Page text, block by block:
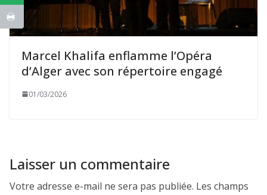
Marcel Khalifa enflamme l’Opéra
d’Alger avec son répertoire engagé
01/03/2026
Laisser un commentaire
Votre adresse e-mail ne sera pas publiée. Les champs